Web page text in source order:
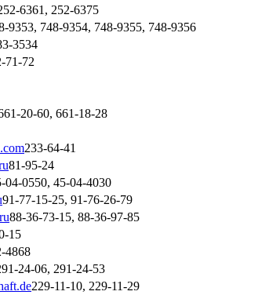
6361, 252-6375
9353, 748-9354, 748-9355, 748-9356
3534
71-72
20-60, 661-18-28
233-64-41
81-95-24
04-0550, 45-04-4030
91-77-15-25, 91-76-26-79
88-36-73-15, 88-36-97-85
15
4868
24-06, 291-24-53
229-11-10, 229-11-29